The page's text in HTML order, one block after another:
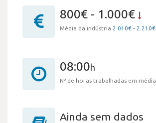
800€ - 1.000€
Média da indústria 2.010€ - 2.210€
08:00h
Nº de horas trabalhadas em média
Ainda sem dados